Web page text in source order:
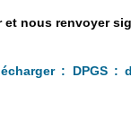
et nous renvoyer
: DPGS :